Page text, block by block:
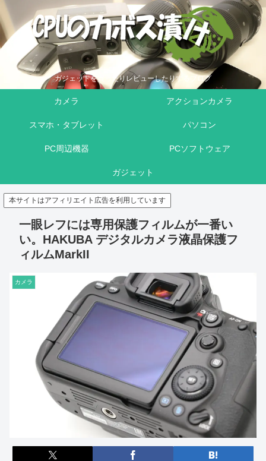
ガジェットを買ったりレビューしたりするブログ
カメラ アクションカメラ
スマホ・タブレット パソコン
PC周辺機器 PCソフトウェア
ガジェット
本サイトはアフィリエイト広告を利用しています
一眼レフには専用保護フィルムが一番い
い。HAKUBA デジタルカメラ液晶保護フ
ィルムMarkII
カメラ